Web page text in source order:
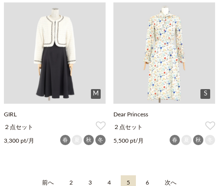
M
GIRL
２点セット
3,300 pt/月 春 秋 冬
S
Dear Princess
２点セット
5,500 pt/月 春 秋
前へ 2 3 4 5 6 次へ